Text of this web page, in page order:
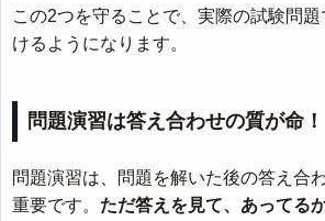
この2つを守ることで、実際の試験問
けるようになります。
問題演習は答え合わせの質が命！
問題演習は、問題を解いた後の答え合
重要です。 ただ答えを見て、あってる